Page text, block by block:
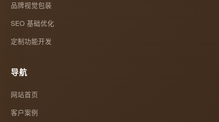
品牌视觉包装
SEO 基础优化
定制功能开发
导航
网站首页
客户案例